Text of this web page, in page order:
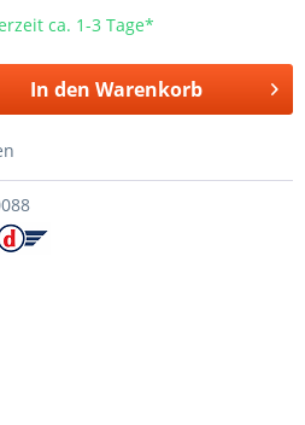
ca. 1-3 Tage*
In den Warenkorb